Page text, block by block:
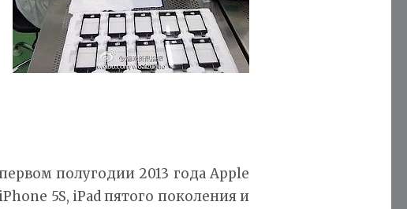
полугодии 2013 года Apple
5S, iPad пятого поколения и